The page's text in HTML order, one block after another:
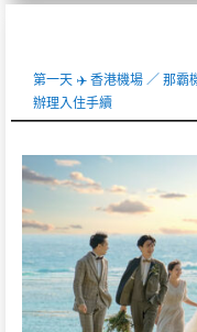
第一天 ✈️ 香港機場 ／ 那霸
辦理入住手續